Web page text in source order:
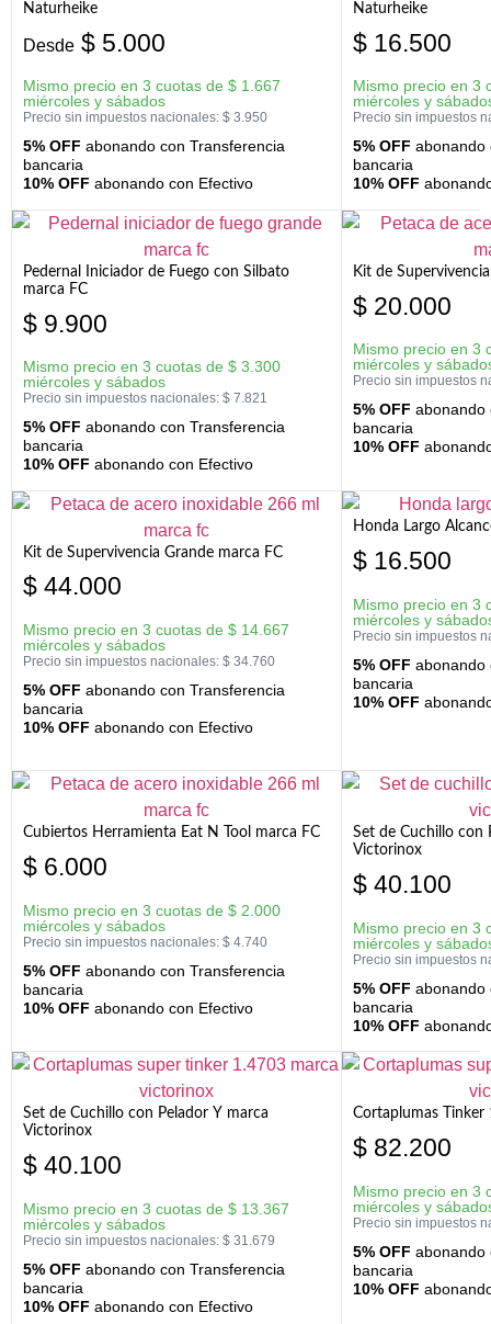
Naturheike
Desde $ 5.000
Mismo precio en 3 cuotas de $ 1.667
miércoles y sábados
Precio sin impuestos nacionales: $ 3.950
5% OFF abonando con Transferencia
bancaria
10% OFF abonando con Efectivo
Naturheike
$ 16.500
Mismo precio en 3
miércoles y
Precio sin impuestos
5% OFF abonando
bancaria
10% OFF
Pedernal Iniciador de Fuego con Silbato
marca FC
$ 9.900
Mismo precio en 3 cuotas de $ 3.300
miércoles y sábados
Precio sin impuestos nacionales: $ 7.821
5% OFF abonando con Transferencia
bancaria
10% OFF abonando con Efectivo
Kit de
$ 20.000
Mismo precio en 3
miércoles y
Precio sin impuestos
5% OFF abonando
bancaria
10% OFF
Kit de Supervivencia Grande marca FC
$ 44.000
Mismo precio en 3 cuotas de $ 14.667
miércoles y sábados
Precio sin impuestos nacionales: $ 34.760
5% OFF abonando con Transferencia
bancaria
10% OFF abonando con Efectivo
Honda Largo
$ 16.500
Mismo precio en 3
miércoles y
Precio sin impuestos
5% OFF abonando
bancaria
10% OFF
Cubiertos Herramienta Eat N Tool marca FC
$ 6.000
Mismo precio en 3 cuotas de $ 2.000
miércoles y sábados
Precio sin impuestos nacionales: $ 4.740
5% OFF abonando con Transferencia
bancaria
10% OFF abonando con Efectivo
Set de Cuchillo con
Victorinox
$ 40.100
Mismo precio en 3
miércoles y
Precio sin impuestos
5% OFF abonando
bancaria
10% OFF
Set de Cuchillo con Pelador Y marca
Victorinox
$ 40.100
Mismo precio en 3 cuotas de $ 13.367
miércoles y sábados
Precio sin impuestos nacionales: $ 31.679
5% OFF abonando con Transferencia
bancaria
10% OFF abonando con Efectivo
Cortaplumas
$ 82.200
Mismo precio en 3
miércoles y
Precio sin impuestos
5% OFF abonando
bancaria
10% OFF